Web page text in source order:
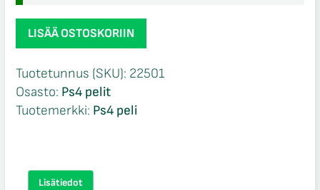
Saints
Row
Gat
Out
of
määrä
LISÄÄ OSTOSKORIIN
Tuotetunnus (SKU): 22501
Osasto: Ps4 pelit
Tuotemerkki: Ps4 peli
Lisätiedot